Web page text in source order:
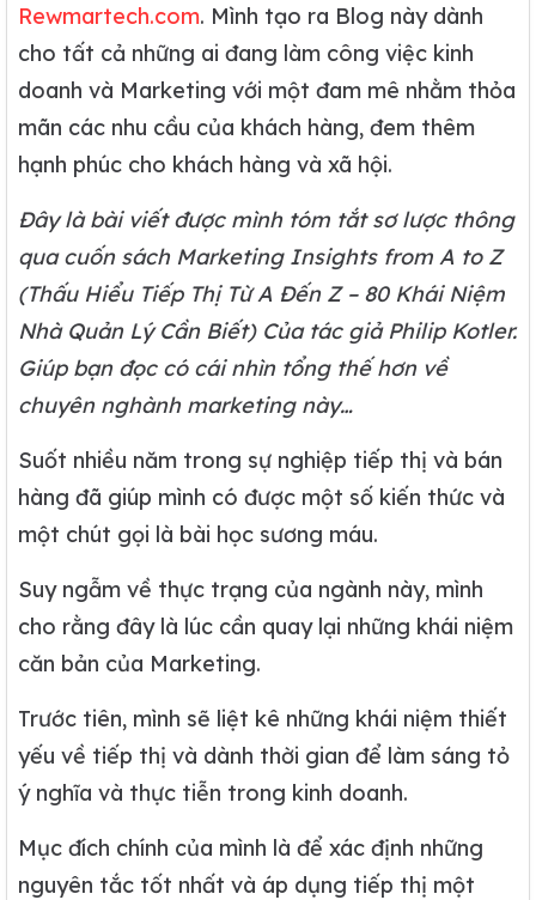
Rewmartech.com. Mình tạo ra Blog này dành
cho tất cả những ai đang làm công việc kinh
doanh và Marketing với một đam mê nhằm thỏa
mãn các nhu cầu của khách hàng, đem thêm
hạnh phúc cho khách hàng và xã hội.
Đây là bài viết được mình tóm tắt sơ lược thông
qua cuốn sách Marketing Insights from A to Z
(Thấu Hiểu Tiếp Thị Từ A Đến Z – 80 Khái Niệm
Nhà Quản Lý Cần Biết) Của tác giả Philip Kotler.
Giúp bạn đọc có cái nhìn tổng thế hơn về
chuyên nghành marketing này…
Suốt nhiều năm trong sự nghiệp tiếp thị và bán
hàng đã giúp mình có được một số kiến thức và
một chút gọi là bài học sương máu.
Suy ngẫm về thực trạng của ngành này, mình
cho rằng đây là lúc cần quay lại những khái niệm
căn bản của Marketing.
Trước tiên, mình sẽ liệt kê những khái niệm thiết
yếu về tiếp thị và dành thời gian để làm sáng tỏ
ý nghĩa và thực tiễn trong kinh doanh.
Mục đích chính của mình là để xác định những
nguyên tắc tốt nhất và áp dụng tiếp thị một